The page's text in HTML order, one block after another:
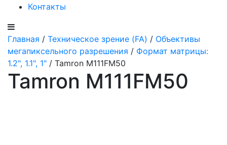
Контакты
Главная / Техническое зрение (FA) / Объективы
мегапиксельного разрешения / Формат матрицы:
1.2", 1.1", 1" / Tamron M111FM50
Tamron M111FM50